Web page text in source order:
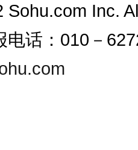
Sohu.com Inc.
电话：010－